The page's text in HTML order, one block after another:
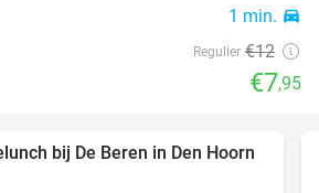
1 min. directions_car
Regulier €12
€7,95
43%
bij De Beren in Den Hoorn